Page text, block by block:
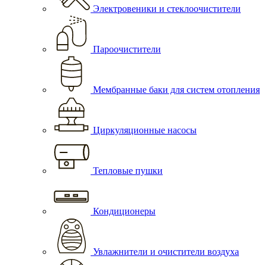
Электровеники и стеклоочистители
Пароочистители
Мембранные баки для систем отопления
Циркуляционные насосы
Тепловые пушки
Кондиционеры
Увлажнители и очистители воздуха